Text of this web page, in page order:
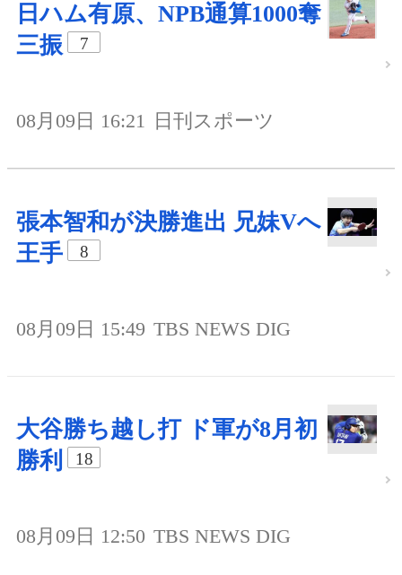
日ハム有原、NPB通算1000奪
三振
7
08月09日 16:21 日刊スポーツ
張本智和が決勝進出 兄妹Vへ
王手
8
08月09日 15:49 TBS NEWS DIG
大谷勝ち越し打 ド軍が8月初
勝利
18
08月09日 12:50 TBS NEWS DIG